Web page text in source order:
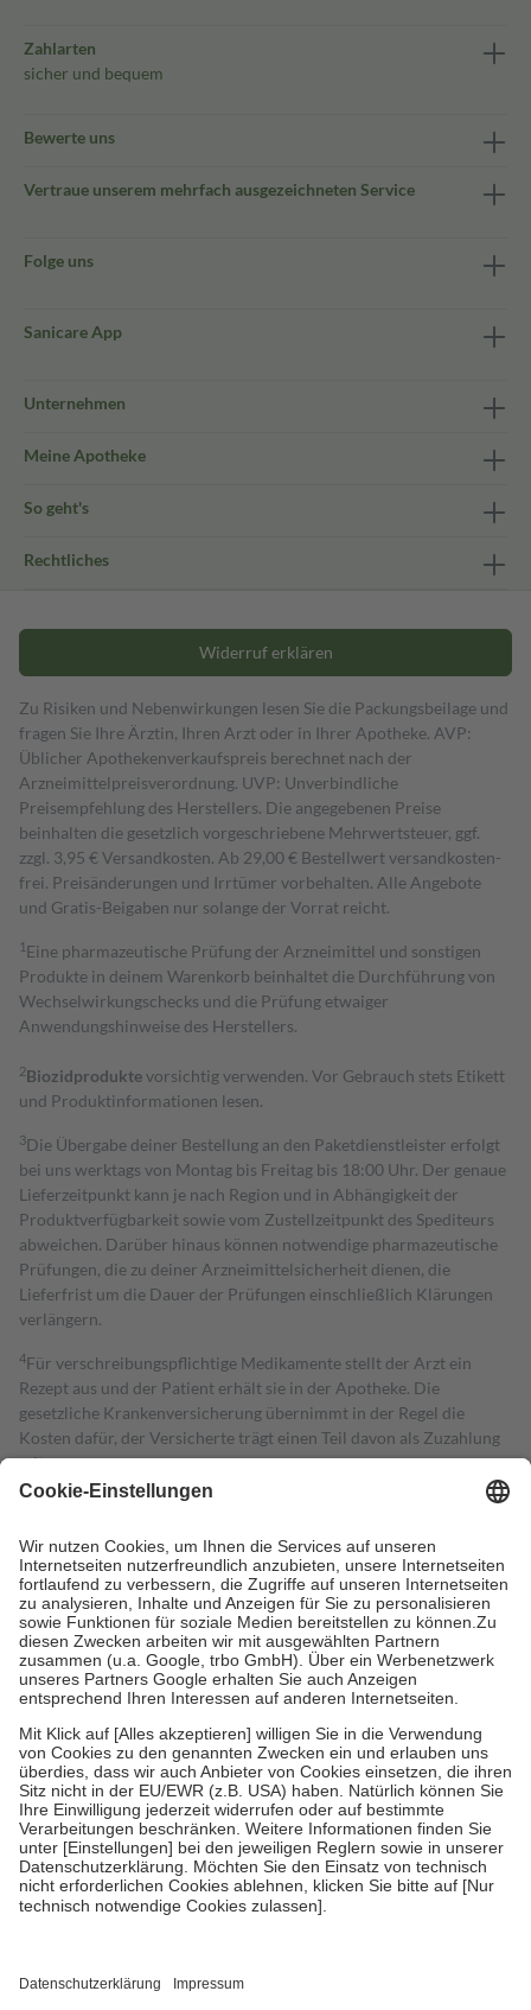
Zahlarten
sicher und bequem
Bewerte uns
Vertraue unserem mehrfach ausgezeichneten Service
Folge uns
Sanicare App
Unternehmen
Meine Apotheke
So geht's
Rechtliches
Widerruf erklären
Zu Risiken und Nebenwirkungen lesen Sie die Packungsbeilage und
fragen Sie Ihre Ärztin, Ihren Arzt oder in Ihrer Apotheke. AVP:
Üblicher Apothekenverkaufspreis berechnet nach der
Arzneimittelpreisverordnung. UVP: Unverbindliche
Preisempfehlung des Herstellers. Die angegebenen Preise
beinhalten die gesetzlich vorgeschriebene Mehrwertsteuer, ggf.
zzgl. 3,95 € Versandkosten. Ab 29,00 € Bestell­wert versand­kosten­
frei. Preisänderungen und Irrtümer vorbehalten. Alle Angebote
und Gratis-Beigaben nur solange der Vorrat reicht.
1 Eine pharmazeutische Prüfung der Arzneimittel und sonstigen
Produkte in deinem Warenkorb beinhaltet die Durchführung von
Wechselwirkungschecks und die Prüfung etwaiger
Anwendungshinweise des Herstellers.
2Biozidproduktevorsichtig verwenden. Vor Gebrauch stets Etikett
und Produktinformationen lesen.
3Die Übergabe deiner Bestellung an den Paketdienstleister erfolgt
bei uns werktags von Montag bis Freitag bis 18:00 Uhr. Der genaue
Lieferzeitpunkt kann je nach Region und in Abhängigkeit der
Produktverfügbarkeit sowie vom Zustellzeitpunkt des Spediteurs
abweichen. Darüber hinaus können notwendige pharmazeutische
Prüfungen, die zu deiner Arzneimittelsicherheit dienen, die
Lieferfrist um die Dauer der Prüfungen einschließlich Klärungen
verlängern.
4Für verschreibungspflichtige Medikamente stellt der Arzt ein
Rezept aus und der Patient erhält sie in der Apotheke. Die
gesetzliche Krankenversicherung übernimmt in der Regel die
Kosten dafür, der Versicherte trägt einen Teil davon als Zuzahlung
mit.
Grundsätzlich leisten Mitglieder Zuzahlungen in Höhe von zehn
höchstens zehn Euro.
Es sind jedoch nie mehr als die tatsächlichen
Kosten der Leistung zu entrichten.
Diese Regeln gelten grundsätzlich auch für Online-Apotheken.
Bei Heilmitteln und häuslicher Krankenpflege beträgt die
Zuzahlung zehn Prozent der Kosten sowie zehn Euro je
Verordnung.
Um das Engagement der Versicherten für ihre eigene Gesundheit zu
stärken und die besondere Stellung der Familie zu unterstützen,
fallenkeine Zuzahlungenan bei:
• Kindern und Jugendlichen bis zum vollendeten 18. Lebensjahr
mit Ausnahme der Fahrkosten
• Untersuchungen zur Vorsorge und Früherkennung, die von der
GKV getragen werden
• empfohlenen Schutzimpfungen
• Harn- und Blutteststreifen
getroffen, um sicherzustellen, dass es sich um echte Bewertungen